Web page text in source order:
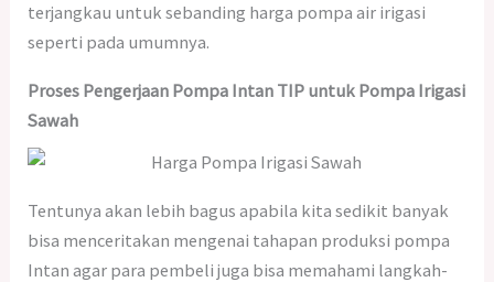
terjangkau untuk sebanding harga pompa air irigasi
seperti pada umumnya.
Proses Pengerjaan Pompa Intan TIP untuk Pompa Irigasi
Sawah
Tentunya akan lebih bagus apabila kita sedikit banyak
bisa menceritakan mengenai tahapan produksi pompa
Intan agar para pembeli juga bisa memahami langkah-